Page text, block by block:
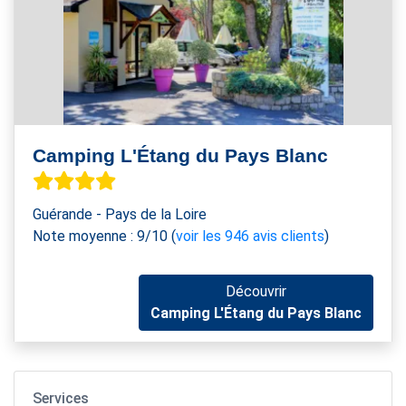
Camping L'Étang du Pays Blanc
Guérande - Pays de la Loire
Note moyenne : 9/10 (voir les 946 avis clients)
Découvrir
Camping L'Étang du Pays Blanc
Services